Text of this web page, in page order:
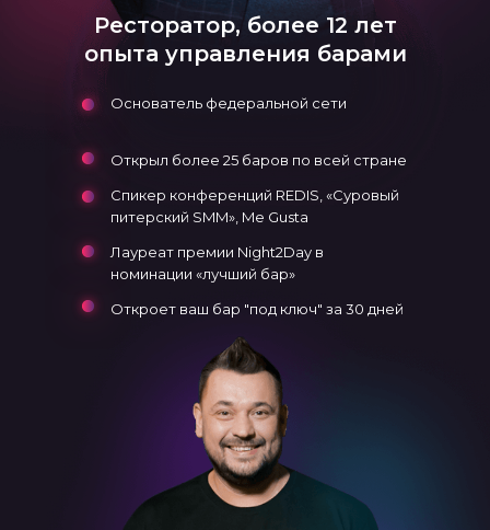
Ресторатор, более 12 лет
опыта управления барами
Основатель федеральной сети
Открыл более 25 баров по всей стране
Лауреат премии Night2Day в
номинации «лучший бар»
Спикер конференций REDIS, «Суровый
питерский SMM», Me Gusta
Откроет ваш бар "под ключ" за 30 дней